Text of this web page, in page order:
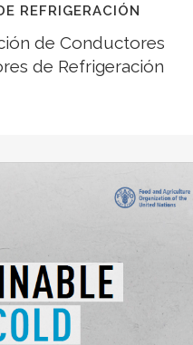
REFRIGERACIÓN
de Conductores
de Refrigeración